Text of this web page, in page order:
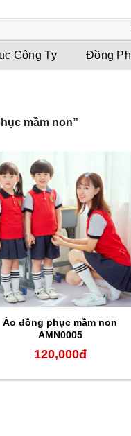
Công Ty Đồng
mầm non”
Áo đồng phục mầm non
AMN0005
120,000đ